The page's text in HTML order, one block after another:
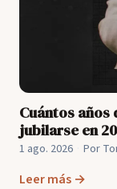
Cuántos
jubilarse en
1 ago. 2026 Por
Leer más →